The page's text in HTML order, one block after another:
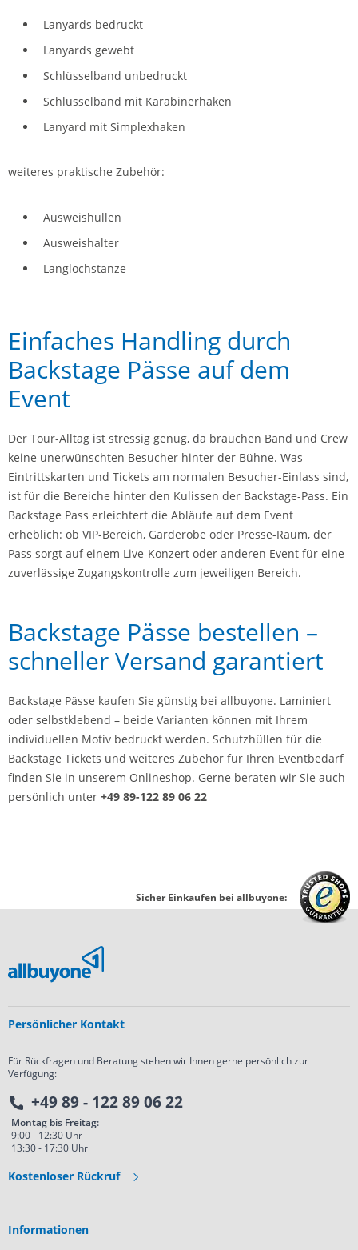
Lanyards bedruckt
Lanyards gewebt
Schlüsselband unbedruckt
Schlüsselband mit Karabinerhaken
Lanyard mit Simplexhaken
weiteres praktische Zubehör:
Ausweishüllen
Ausweishalter
Langlochstanze
Einfaches Handling durch
Backstage Pässe auf dem
Event
Der Tour-Alltag ist stressig genug, da brauchen Band und Crew
keine unerwünschten Besucher hinter der Bühne. Was
Eintrittskarten und Tickets am normalen Besucher-Einlass sind,
ist für die Bereiche hinter den Kulissen der Backstage-Pass. Ein
Backstage Pass erleichtert die Abläufe auf dem Event
erheblich: ob VIP-Bereich, Garderobe oder Presse-Raum, der
Pass sorgt auf einem Live-Konzert oder anderen Event für eine
zuverlässige Zugangskontrolle zum jeweiligen Bereich.
Backstage Pässe bestellen –
schneller Versand garantiert
Backstage Pässe kaufen Sie günstig bei allbuyone. Laminiert
oder selbstklebend – beide Varianten können mit Ihrem
individuellen Motiv bedruckt werden. Schutzhüllen für die
Backstage Tickets und weiteres Zubehör für Ihren Eventbedarf
finden Sie in unserem Onlineshop. Gerne beraten wir Sie auch
persönlich unter +49 89-122 89 06 22
Sicher Einkaufen bei allbuyone:
Persönlicher Kontakt
Für Rückfragen und Beratung stehen wir Ihnen gerne persönlich zur
Verfügung:
+49 89 - 122 89 06 22
Montag bis Freitag:
9:00 - 12:30 Uhr
13:30 - 17:30 Uhr
Kostenloser Rückruf
Informationen